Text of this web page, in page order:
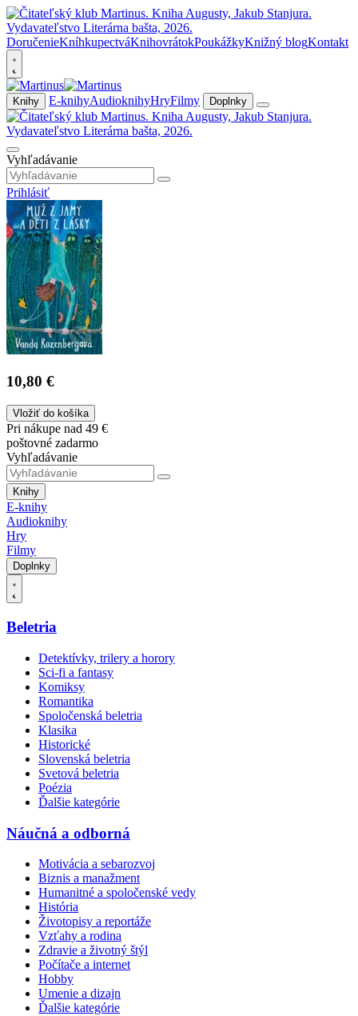
DoručenieKníhkupectváKnihovrátokPoukážkyKnižný blogKontakt
Knihy E-knihyAudioknihyHryFilmy Doplnky
Vyhľadávanie
Prihlásiť
10,80 €
Vložiť do košíka
Pri nákupe nad 49 €
poštovné zadarmo
Vyhľadávanie
Knihy
E-knihy
Audioknihy
Hry
Filmy
Doplnky
Beletria
Detektívky, trilery a horory
Sci-fi a fantasy
Komiksy
Romantika
Spoločenská beletria
Klasika
Historické
Slovenská beletria
Svetová beletria
Poézia
Ďalšie kategórie
Náučná a odborná
Motivácia a sebarozvoj
Biznis a manažment
Humanitné a spoločenské vedy
História
Životopisy a reportáže
Vzťahy a rodina
Zdravie a životný štýl
Počítače a internet
Hobby
Umenie a dizajn
Ďalšie kategórie